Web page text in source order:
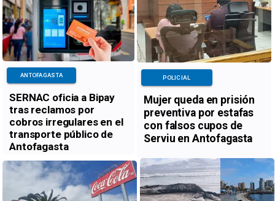
SERNAC oficia a Bipay
tras reclamos por
cobros irregulares en el
transporte público de
Antofagasta
ANTOFAGASTA
Mujer queda en prisión
preventiva por estafas
con falsos cupos de
Serviu en Antofagasta
POLICIAL